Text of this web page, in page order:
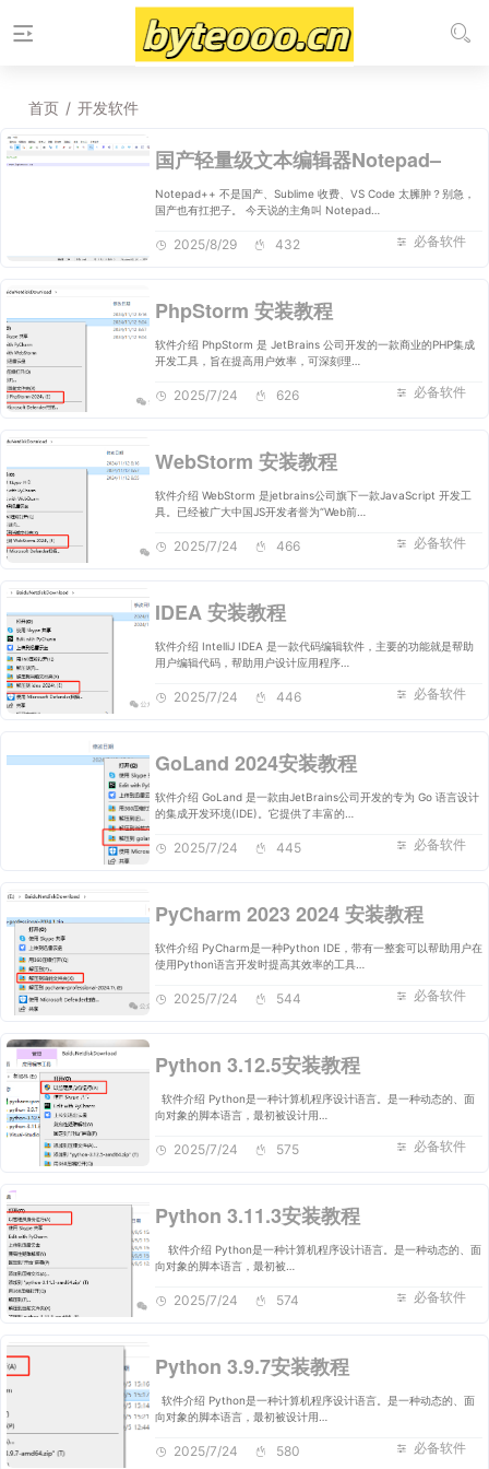
首页 / 开发软件
国产轻量级文本编辑器Notepad–
Notepad++ 不是国产、Sublime 收费、VS Code 太臃肿？别急，
国产也有扛把子。 今天说的主角叫 Notepad…
必备软件
2025/8/29 432
PhpStorm 安装教程
软件介绍 PhpStorm 是 JetBrains 公司开发的一款商业的PHP集成
开发工具，旨在提高用户效率，可深刻理…
必备软件
2025/7/24 626
WebStorm 安装教程
软件介绍 WebStorm 是jetbrains公司旗下一款JavaScript 开发工
具。已经被广大中国JS开发者誉为“Web前…
必备软件
2025/7/24 466
IDEA 安装教程
软件介绍 IntelliJ IDEA 是一款代码编辑软件，主要的功能就是帮助
用户编辑代码，帮助用户设计应用程序…
必备软件
2025/7/24 446
GoLand 2024安装教程
软件介绍 GoLand 是一款由JetBrains公司开发的专为 Go 语言设计
的集成开发环境(IDE)。它提供了丰富的…
必备软件
2025/7/24 445
PyCharm 2023 2024 安装教程
软件介绍 PyCharm是一种Python IDE，带有一整套可以帮助用户在
使用Python语言开发时提高其效率的工具…
必备软件
2025/7/24 544
Python 3.12.5安装教程
软件介绍 Python是一种计算机程序设计语言。是一种动态的、面
向对象的脚本语言，最初被设计用…
必备软件
2025/7/24 575
Python 3.11.3安装教程
软件介绍 Python是一种计算机程序设计语言。是一种动态的、面
向对象的脚本语言，最初被…
必备软件
2025/7/24 574
Python 3.9.7安装教程
软件介绍 Python是一种计算机程序设计语言。是一种动态的、面
向对象的脚本语言，最初被设计用…
必备软件
2025/7/24 580